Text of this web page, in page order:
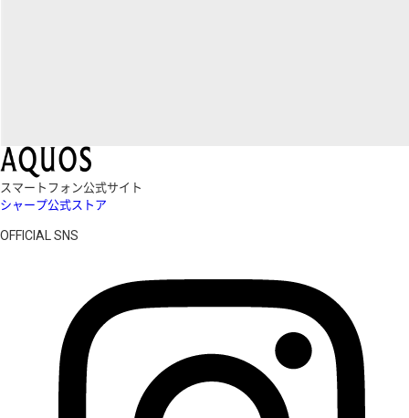
スマートフォン公式サイト
シャープ公式ストア
OFFICIAL SNS